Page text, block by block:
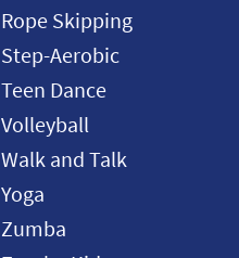
Rope Skipping
Step-Aerobic
Teen Dance
Volleyball
Walk and Talk
Yoga
Zumba